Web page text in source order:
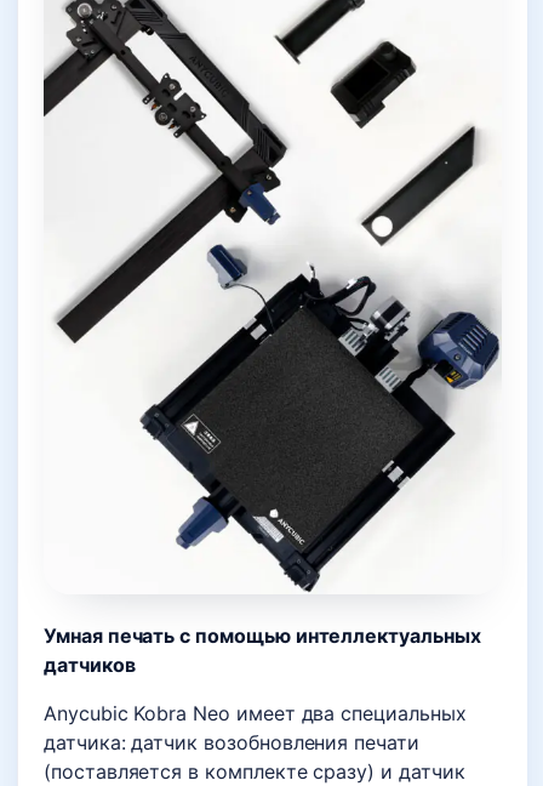
Умная печать с помощью интеллектуальных
датчиков
Anycubic Kobra Neo имеет два специальных
датчика: датчик возобновления печати
(поставляется в комплекте сразу) и датчик